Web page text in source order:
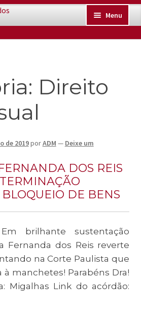
Menu
Direito
de 2019porADM — Deixe um
DOS REIS
DE BENS
Em brilhante sustentação
Fernanda dos Reis reverte
na Corte Paulista que
à manchetes! Parabéns Dra!
Migalhas Link do acórdão: